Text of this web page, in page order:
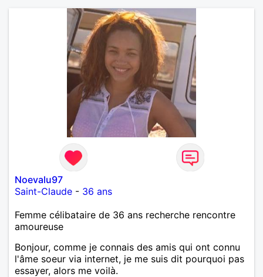
Noevalu97
Saint-Claude - 36 ans
Femme célibataire de 36 ans recherche rencontre
amoureuse
Bonjour, comme je connais des amis qui ont connu
l'âme soeur via internet, je me suis dit pourquoi pas
essayer, alors me voilà.